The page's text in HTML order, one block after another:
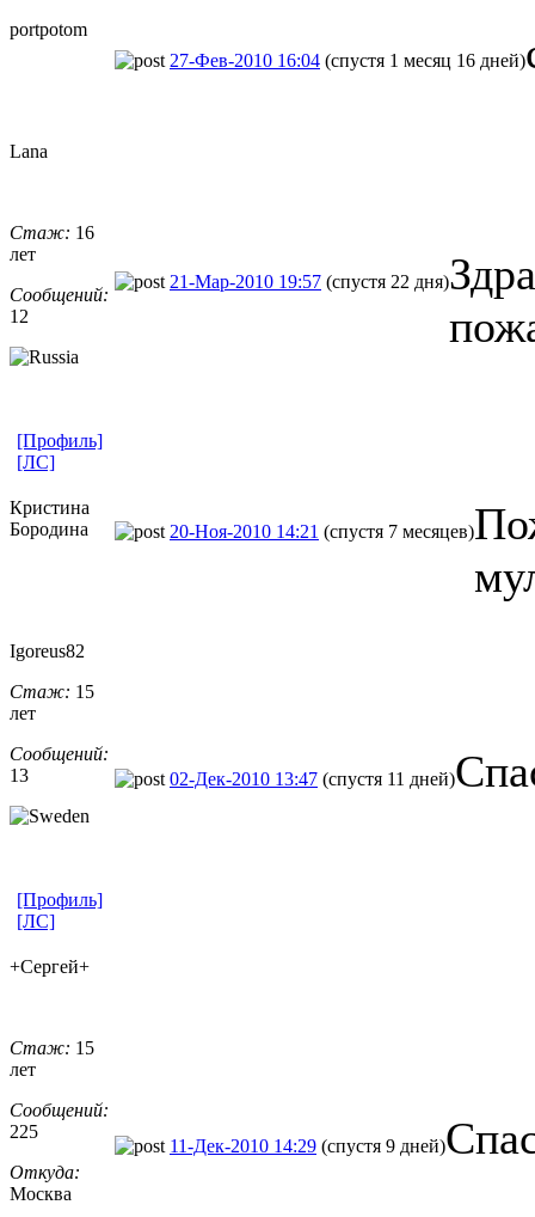
portpotom
27-Фев-2010 16:04 (спустя 1 месяц 16 дней)
Lana
Стаж: 16
лет
Сообщений:
12
21-Мар-2010 19:57 (спустя 22 дня)
[Профиль]
[ЛС]
Кристина
Бородина
20-Ноя-2010 14:21 (спустя 7 месяцев)
Igoreus82
Стаж: 15
лет
Сообщений:
13
02-Дек-2010 13:47 (спустя 11 дней)
[Профиль]
[ЛС]
+Сергей+
Стаж: 15
лет
Сообщений:
225
Откуда:
Москва
11-Дек-2010 14:29 (спустя 9 дней)